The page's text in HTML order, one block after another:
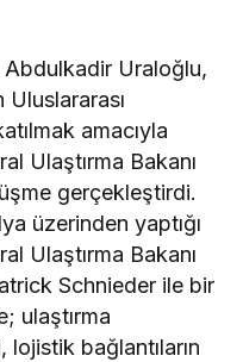
Abdulkadir Uraloğlu,
Uluslararası
amacıyla
Ulaştırma Bakanı
gerçekleştirdi.
üzerinden yaptığı
Ulaştırma Bakanı
Schnieder ile bir
ulaştırma
lojistik bağlantıların